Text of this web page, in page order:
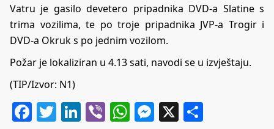
Vatru je gasilo devetero pripadnika DVD-a Slatine s
trima vozilima, te po troje pripadnika JVP-a Trogir i
DVD-a Okruk s po jednim vozilom.
Požar je lokaliziran u 4.13 sati, navodi se u izvještaju.
(TIP/Izvor: N1)
Facebook
Twitter
LinkedIn
ViberWhatsApp
Messenger
X